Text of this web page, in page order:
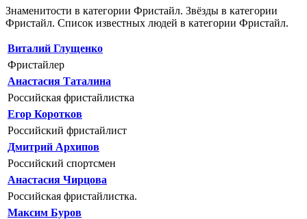
Знаменитости в категории Фристайл. Звёзды в категории
Фристайл. Список известных людей в категории Фристайл.
Виталий Глущенко
Фристайлер
Анастасия Таталина
Российская фристайлистка
Егор Коротков
Российский фристайлист
Дмитрий Архипов
Российский спортсмен
Анастасия Чирцова
Российская фристайлистка.
Максим Буров